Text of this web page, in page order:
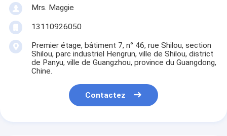
Mrs. Maggie
13110926050
Premier étage, bâtiment 7, n° 46, rue Shilou, section
Shilou, parc industriel Hengrun, ville de Shilou, district
de Panyu, ville de Guangzhou, province du Guangdong,
Chine.
Contactez